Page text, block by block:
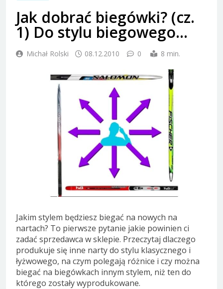
Jak dobrać biegówki? (cz.
1) Do stylu biegowego…
Michał Rolski 08.12.2010 0 8 min.
Jakim stylem będziesz biegać na nowych na
nartach? To pierwsze pytanie jakie powinien ci
zadać sprzedawca w sklepie. Przeczytaj dlaczego
produkuje się inne narty do stylu klasycznego i
łyżwowego, na czym polegają różnice i czy można
biegać na biegówkach innym stylem, niż ten do
którego zostały wyprodukowane.